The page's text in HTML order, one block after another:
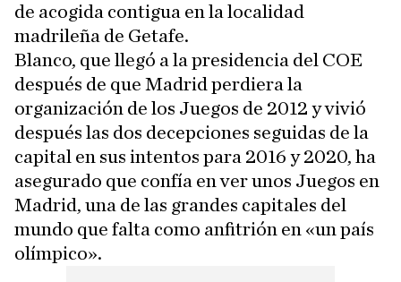
de acogida contigua en la localidad
madrileña de Getafe.
Blanco, que llegó a la presidencia del COE
después de que Madrid perdiera la
organización de los Juegos de 2012 y vivió
después las dos decepciones seguidas de la
capital en sus intentos para 2016 y 2020, ha
asegurado que confía en ver unos Juegos en
Madrid, una de las grandes capitales del
mundo que falta como anfitrión en «un país
olímpico».